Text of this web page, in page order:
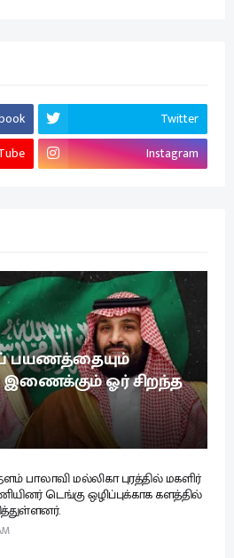
Twitter
Instagram
பயணத்தையும்
இணைக்கும் ஓர் சிறந்த
பாலாவி மல்லிகா புரத்தில் மகளிர்
டெங்கு ஒழிப்புக்காக களத்தில்